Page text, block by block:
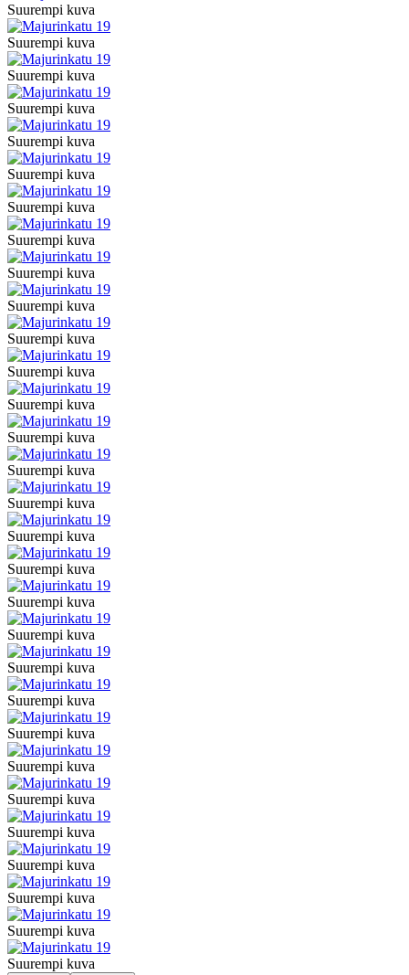
Suurempi kuva
Suurempi kuva
Suurempi kuva
Suurempi kuva
Suurempi kuva
Suurempi kuva
Suurempi kuva
Suurempi kuva
Suurempi kuva
Suurempi kuva
Suurempi kuva
Suurempi kuva
Suurempi kuva
Suurempi kuva
Suurempi kuva
Suurempi kuva
Suurempi kuva
Suurempi kuva
Suurempi kuva
Suurempi kuva
Suurempi kuva
Suurempi kuva
Suurempi kuva
Suurempi kuva
Suurempi kuva
Suurempi kuva
Suurempi kuva
Suurempi kuva
Suurempi kuva
Suurempi kuva